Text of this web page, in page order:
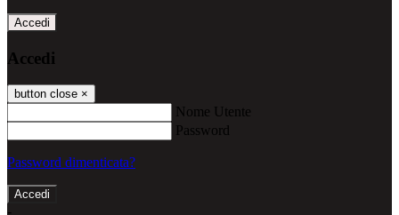
Accedi
Accedi
button close ×
Nome Utente
Password
Password dimenticata?
-